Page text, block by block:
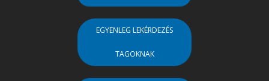
EGYENLEG LEKÉRDEZÉS
TAGOKNAK